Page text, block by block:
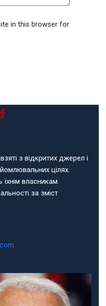
in this browser for
з відкритих джерел і
цілях.
власникам.
за зміст